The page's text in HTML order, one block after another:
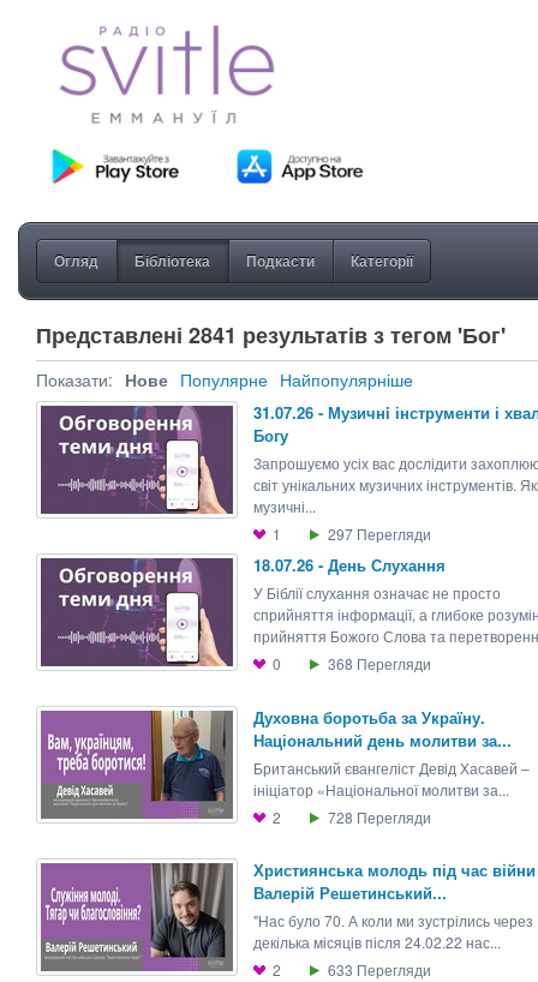
Огляд Бібліотека Подкасти Категорії
Представлені 2841 результатів з тегом 'Бог'
Показати: Нове Популярне Найпопулярніше
31.07.26 - Музичнi інструменти і
Богу
Запрошуємо усіх вас дослідити
світ унікальних музичних інструментів.
музичні...
1
297 Перегляди
18.07.26 - День Слухання
У Біблії слухання означає не просто
сприйняття інформації, а глибоке
прийняття Божого Слова та
0
368 Перегляди
Духовна боротьба за Україну.
Національний день молитви за...
Британський євангеліст Девід Хасавей –
ініціатор «Національної молитви за...
2
728 Перегляди
Християнська молодь під час
Валерій Решетинський...
"Нас було 70. А коли ми зустрілись через
декілька місяців після 24.02.22 нас...
2
633 Перегляди